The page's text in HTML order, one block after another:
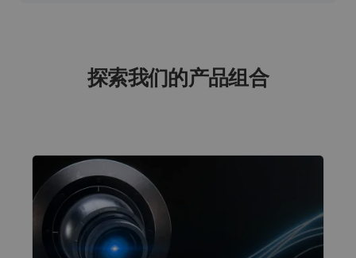
探索我们的产品组合